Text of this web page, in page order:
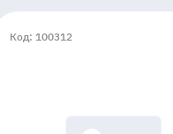
Код: 100312